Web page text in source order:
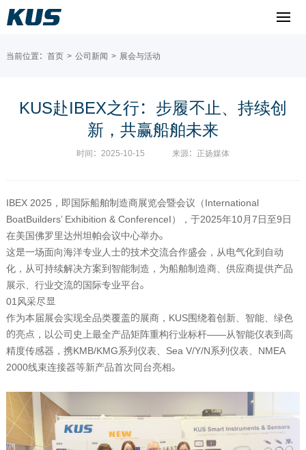
当前位置： 首页 > 公司新闻 > 展会与活动
KUS赴IBEX之行：步履不止、持续创
新，共赢船舶未来
时间：2025-10-15 来源：正扬媒体
IBEX 2025 ，即国际船舶制造商展览会暨会议（International
BoatBuilders’ Exhibition & ConferenceI），于‌2025年10月7日至9日‌
在美国佛罗里达州坦帕会议中心举办。
这是一场面向海洋专业人士的技术交流合作盛会，从电气化到自动
化，从可持续解决方案到智能制造，为船舶制造商、供应商提供产品
展示、行业交流的国际专业平台。 ‌
01 风采尽显
作为本届展会实现全品类覆盖‌的展商， KUS围绕着创新、智能、绿色
的亮点，以‌公司史上最全产品矩阵‌重构行业标杆——从智能仪表到高
精度传感器，‌携KMB/KMG系列仪表、 Sea V/Y/N系列仪表、 NMEA
2000线束连接器等新产品首次同台亮相。